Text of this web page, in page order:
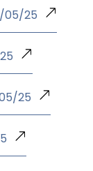
05/25
25